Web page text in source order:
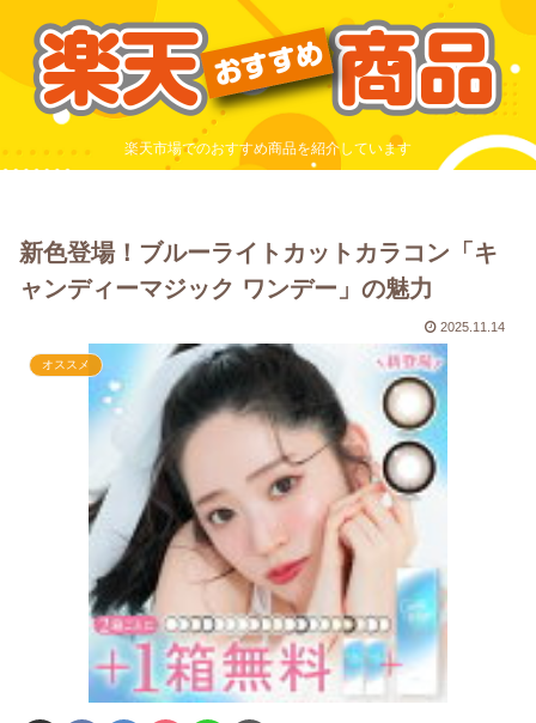
楽天市場でのおすすめ商品を紹介しています
新色登場！ブルーライトカットカラコン「キ
ャンディーマジック ワンデー」の魅力
2025.11.14
オススメ